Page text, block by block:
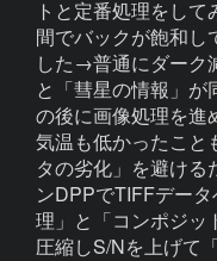
トと定番処理をし
間でバックが飽和し
した→普通にダーク
と「彗星の情報」
の後に画像処理を進
気温も低かったこ
タの劣化」を避ける
ンDPPでTIFFデー
理」と「コンポジッ
圧縮しS/Nを上げて